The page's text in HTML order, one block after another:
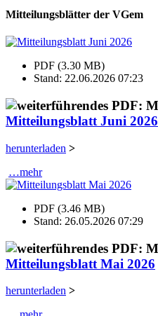
Mitteilungsblätter der VGem
PDF (3.30 MB)
Stand: 22.06.2026 07:23
Mitteilungsblatt Juni 2026
herunterladen >
…mehr
PDF (3.46 MB)
Stand: 26.05.2026 07:29
Mitteilungsblatt Mai 2026
herunterladen >